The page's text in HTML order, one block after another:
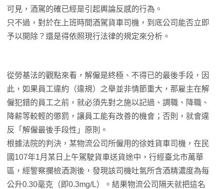
可見，酒駕的確已經是引起輿論反感的行為。
只不過，對於在上班時間酒駕貨車司機，到底公司能否立即
予以開除？還是得依照現行法律的規定來分析。
從勞基法的觀點來看，解僱是終極、不得已的最後手段，因
此，如果員工違約（違規）之舉並非情節重大，那雇主在解
僱犯錯的員工之前，就必須先對之施以記過、調職、降職、
降薪等較輕的懲罰，讓員工能有改善的機會；否則，就會違
反「解僱最後手段性」原則。
根據法院的判決，某物流公司所僱用的徐姓貨車司機，在民
國107年1月某日上午駕駛貨車送貨途中，行經臺北市萬華
區，經警察攔檢酒測後，發現該司機吐氣所含酒精濃度為每
公升0.30毫克（即0.3mg/L）。結果物流公司隔天就把這名